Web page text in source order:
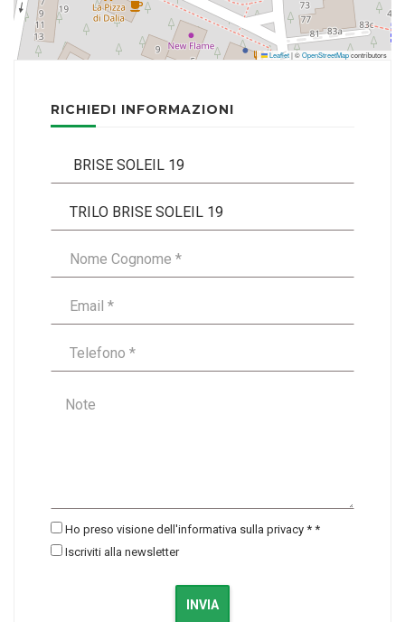
Leaflet|©OpenStreetMapcontributors
RICHIEDI INFORMAZIONI
Ho preso visione dell'informativa sulla privacy * *
Iscriviti alla newsletter
INVIA